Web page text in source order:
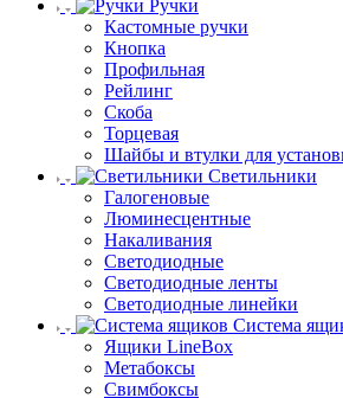
Ручки
Кастомные ручки
Кнопка
Профильная
Рейлинг
Скоба
Торцевая
Шайбы и втулки для
Светильники
Галогеновые
Люминесцентные
Накаливания
Светодиодные
Светодиодные ленты
Светодиодные линейки
Система
Ящики LineBox
Метабоксы
Свимбоксы